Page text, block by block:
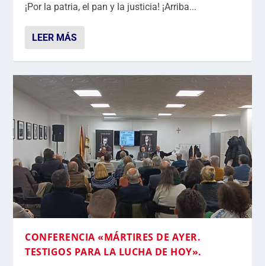
¡Por la patria, el pan y la justicia! ¡Arriba...
LEER MÁS
CONFERENCIA «MÁRTIRES DE AYER.
TESTIGOS PARA LA LUCHA DE HOY».